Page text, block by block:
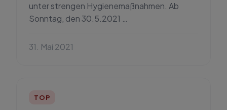
unter strengen Hygienemaßnahmen. Ab
Sonntag, den 30.5.2021 …
31. Mai 2021
TOP